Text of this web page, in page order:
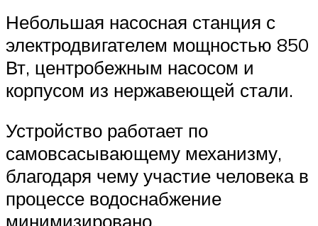
Небольшая насосная станция с
электродвигателем мощностью 850
Вт, центробежным насосом и
корпусом из нержавеющей стали.
Устройство работает по
самовсасывающему механизму,
благодаря чему участие человека в
процессе водоснабжение
минимизировано.